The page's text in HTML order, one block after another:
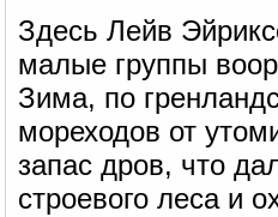
Здесь Лейв
малые группы
Зима, по
мореходов от
запас дров, что
строевого леса и